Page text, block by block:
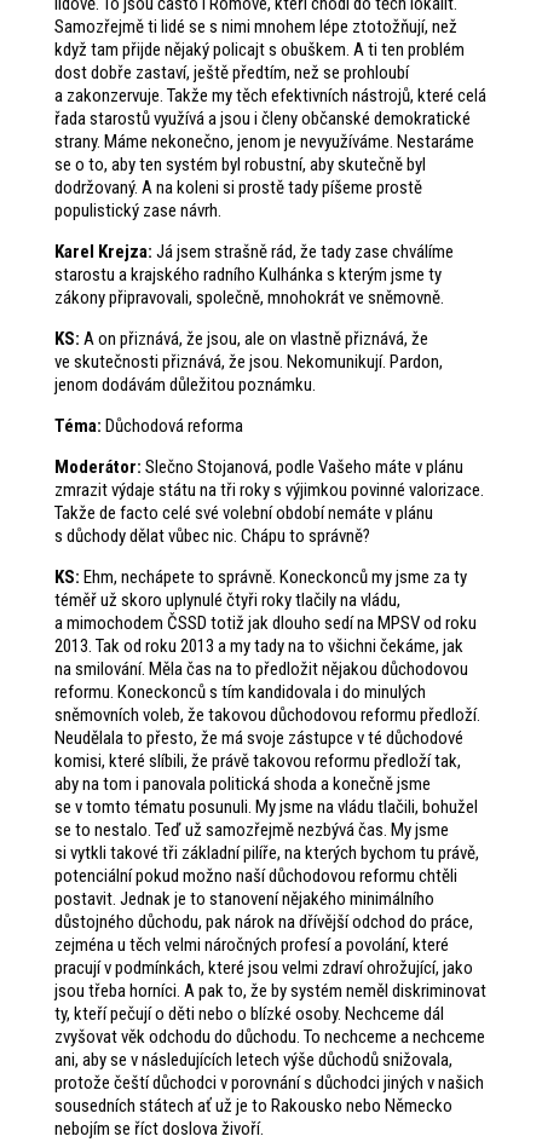
Samozřejmě ti lidé se s nimi mnohem lépe ztotožňují, než
když tam přijde nějaký policajt s obuškem. A ti ten problém
dost dobře zastaví, ještě předtím, než se prohloubí
a zakonzervuje. Takže my těch efektivních nástrojů, které celá
řada starostů využívá a jsou i členy občanské demokratické
strany. Máme nekonečno, jenom je nevyužíváme. Nestaráme
se o to, aby ten systém byl robustní, aby skutečně byl
dodržovaný. A na koleni si prostě tady píšeme prostě
populistický zase návrh.
Karel Krejza: Já jsem strašně rád, že tady zase chválíme
starostu a krajského radního Kulhánka s kterým jsme ty
zákony připravovali, společně, mnohokrát ve sněmovně.
KS: A on přiznává, že jsou, ale on vlastně přiznává, že
ve skutečnosti přiznává, že jsou. Nekomunikují. Pardon,
jenom dodávám důležitou poznámku.
Téma: Důchodová reforma
Moderátor: Slečno Stojanová, podle Vašeho máte v plánu
zmrazit výdaje státu na tři roky s výjimkou povinné valorizace.
Takže de facto celé své volební období nemáte v plánu
s důchody dělat vůbec nic. Chápu to správně?
KS: Ehm, nechápete to správně. Koneckonců my jsme za ty
téměř už skoro uplynulé čtyři roky tlačily na vládu,
a mimochodem ČSSD totiž jak dlouho sedí na MPSV od roku
2013. Tak od roku 2013 a my tady na to všichni čekáme, jak
na smilování. Měla čas na to předložit nějakou důchodovou
reformu. Koneckonců s tím kandidovala i do minulých
sněmovních voleb, že takovou důchodovou reformu předloží.
Neudělala to přesto, že má svoje zástupce v té důchodové
komisi, které slíbili, že právě takovou reformu předloží tak,
aby na tom i panovala politická shoda a konečně jsme
se v tomto tématu posunuli. My jsme na vládu tlačili, bohužel
se to nestalo. Teď už samozřejmě nezbývá čas. My jsme
si vytkli takové tři základní pilíře, na kterých bychom tu právě,
potenciální pokud možno naší důchodovou reformu chtěli
postavit. Jednak je to stanovení nějakého minimálního
důstojného důchodu, pak nárok na dřívější odchod do práce,
zejména u těch velmi náročných profesí a povolání, které
pracují v podmínkách, které jsou velmi zdraví ohrožující, jako
jsou třeba horníci. A pak to, že by systém neměl diskriminovat
ty, kteří pečují o děti nebo o blízké osoby. Nechceme dál
zvyšovat věk odchodu do důchodu. To nechceme a nechceme
ani, aby se v následujících letech výše důchodů snižovala,
protože čeští důchodci v porovnání s důchodci jiných v našich
sousedních státech ať už je to Rakousko nebo Německo
nebojím se říct doslova živoří.